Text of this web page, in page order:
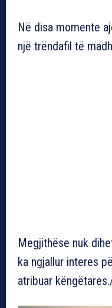
Në disa momente
një trëndafil të
Megjithëse nuk
ka ngjallur interes
atribuar